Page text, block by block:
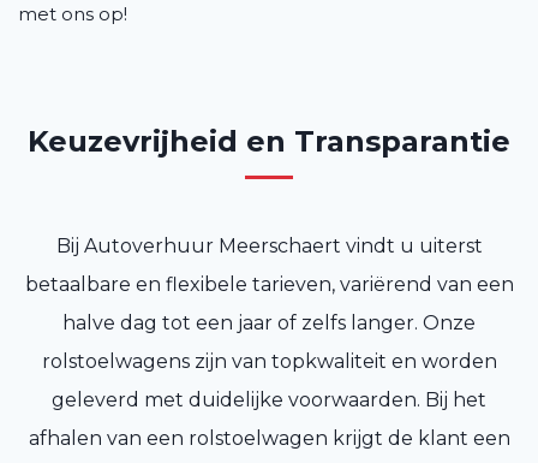
met ons op!
Keuzevrijheid en Transparantie
Bij Autoverhuur Meerschaert vindt u uiterst
betaalbare en flexibele tarieven, variërend van een
halve dag tot een jaar of zelfs langer. Onze
rolstoelwagens zijn van topkwaliteit en worden
geleverd met duidelijke voorwaarden. Bij het
afhalen van een rolstoelwagen krijgt de klant een